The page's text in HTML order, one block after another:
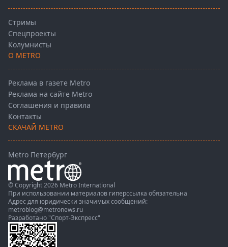
Стримы
Спецпроекты
Колумнисты
О METRO
Реклама в газете Metro
Реклама на сайте Metro
Соглашения и правила
Контакты
СКАЧАЙ METRO
Metro Петербург
© Copyright 2026 Metro International
При использовании материалов гиперссылка обязательна
Адрес для юридически значимых сообщений:
metroblog@metronews.ru
Разработано "Спорт-Экспресс"